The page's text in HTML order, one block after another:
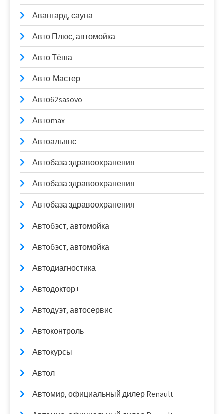
Авангард, сауна
Авто Плюс, автомойка
Авто Тёша
Авто-Мастер
Авто62sasovo
Автоmax
Автоальянс
Автобаза здравоохранения
Автобаза здравоохранения
Автобаза здравоохранения
Автобэст, автомойка
Автобэст, автомойка
Автодиагностика
Автодоктор+
Автодуэт, автосервис
Автоконтроль
Автокурсы
Автол
Автомир, официальный дилер Renault